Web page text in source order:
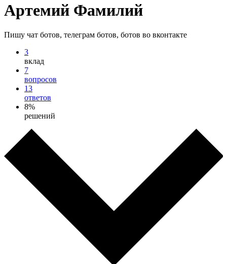
Артемий Фамилий
Пишу чат ботов, телеграм ботов, ботов во вконтакте
3
вклад
7
вопросов
13
ответов
8%
решений